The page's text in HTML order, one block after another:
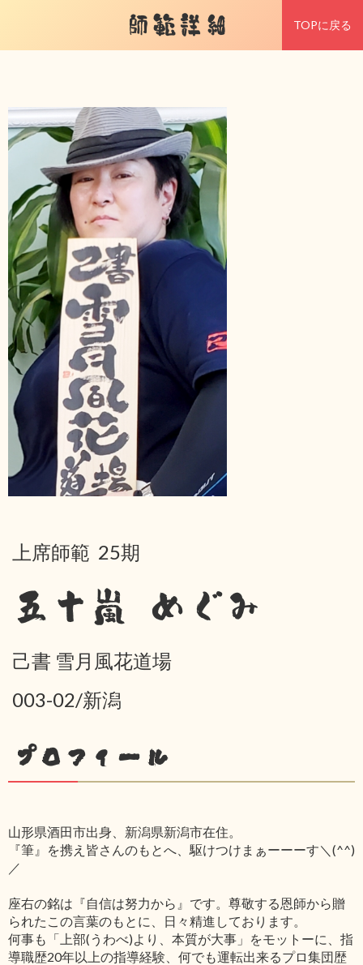
師範詳細 TOPに戻る
上席師範 25期
五十嵐 めぐみ
己書 雪月風花道場
003-02/新潟
プロフィール
山形県酒田市出身、新潟県新潟市在住。
『筆』を携え皆さんのもとへ、駆けつけまぁーーーす＼(^^)
／
座右の銘は『自信は努力から』です。尊敬する恩師から贈
られたこの言葉のもとに、日々精進しております。
何事も「上部(うわべ)より、本質が大事」をモットーに、指
導職歴20年以上の指導経験、何でも運転出来るプロ集団歴